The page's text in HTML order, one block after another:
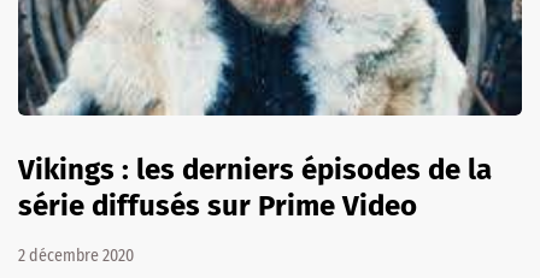
Vikings : les derniers épisodes de la
série diffusés sur Prime Video
2 décembre 2020